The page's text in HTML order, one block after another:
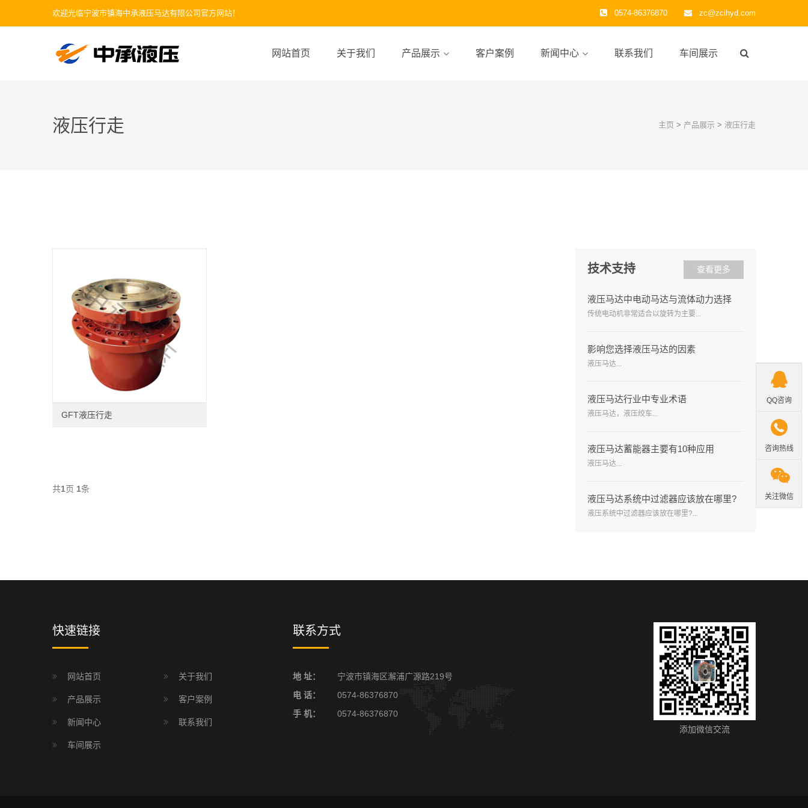
欢迎光临宁波市镇海中承液压马达有限公司官方网站！ 0574-86376870 zc@zcihyd.com
网站首页 关于我们 产品展示 客户案例 新闻中心 联系我们 车间展示
液压行走 主页 > 产品展示 > 液压行走
GFT液压行走
共1页 1条
技术支持 查看更多
液压马达中电动马达与流体动力选择
传统电动机非常适合以旋转为主要...
影响您选择液压马达的因素
液压马达...
液压马达行业中专业术语
液压马达，液压绞车...
液压马达蓄能器主要有10种应用
液压马达...
液压马达系统中过滤器应该放在哪里?
液压系统中过滤器应该放在哪里?...
快速链接
网站首页 关于我们
产品展示 客户案例
新闻中心 联系我们
车间展示
联系方式
地 址：
宁波市镇海区澥浦广源路219号
电 话：
0574-86376870
手 机：
0574-86376870
添加微信交流

QQ咨询

咨询热线

关注微信